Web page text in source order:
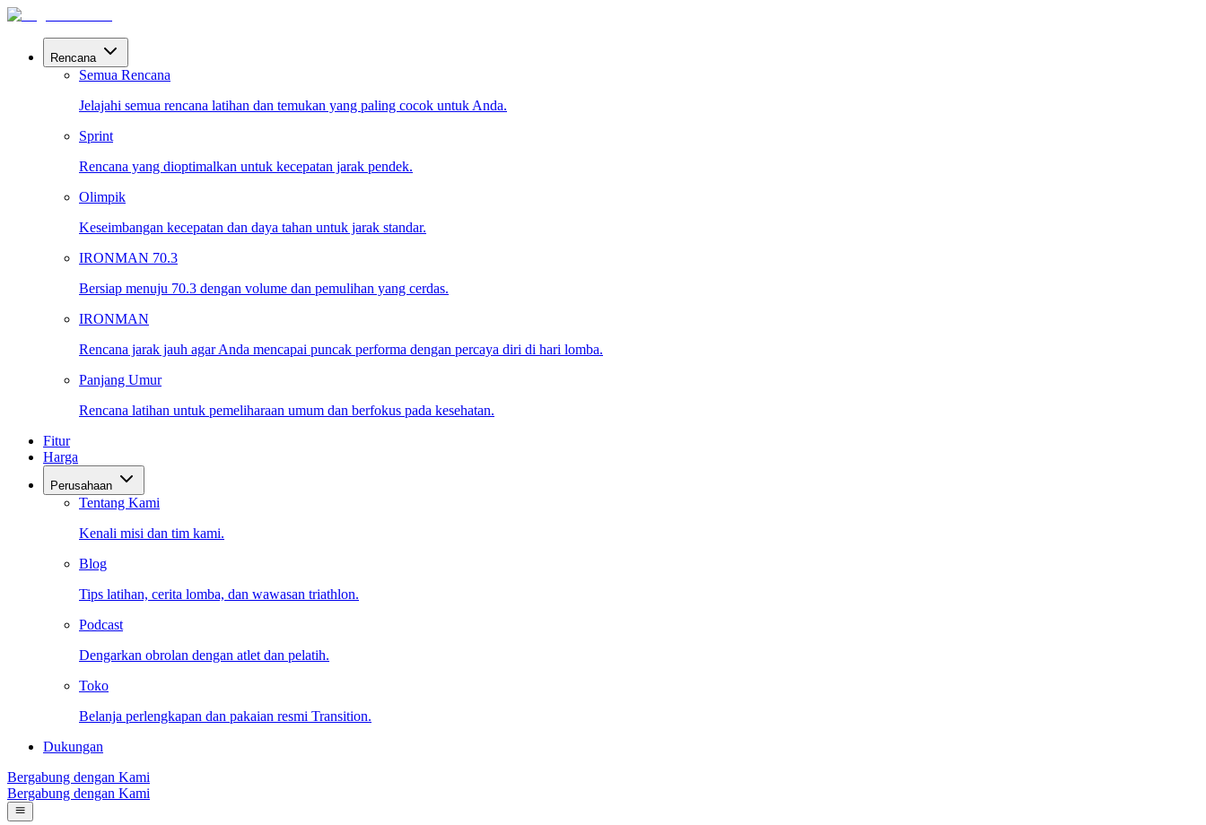
Rencana
Semua Rencana
Jelajahi semua rencana latihan dan temukan yang paling cocok untuk Anda.
Sprint
Rencana yang dioptimalkan untuk kecepatan jarak pendek.
Olimpik
Keseimbangan kecepatan dan daya tahan untuk jarak standar.
IRONMAN 70.3
Bersiap menuju 70.3 dengan volume dan pemulihan yang cerdas.
IRONMAN
Rencana jarak jauh agar Anda mencapai puncak performa dengan percaya diri di hari lomba.
Panjang Umur
Rencana latihan untuk pemeliharaan umum dan berfokus pada kesehatan.
Fitur
Harga
Perusahaan
Tentang Kami
Kenali misi dan tim kami.
Blog
Tips latihan, cerita lomba, dan wawasan triathlon.
Podcast
Dengarkan obrolan dengan atlet dan pelatih.
Toko
Belanja perlengkapan dan pakaian resmi Transition.
Dukungan
Bergabung dengan Kami
Bergabung dengan Kami